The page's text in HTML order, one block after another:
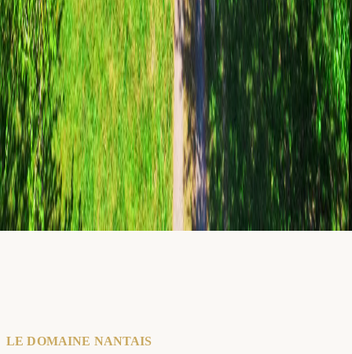
Mai 2020 2021 2023 Sept 2025 Sept 2025 Déc 2025
LE DOMAINE NANTAIS